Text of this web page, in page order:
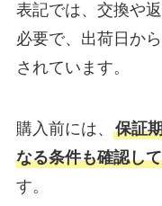
表記では、交換や
必要で、出荷日か
されています。
購入前には、 保証
なる条件も確認し
す。